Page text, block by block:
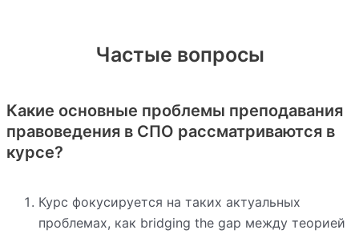
Частые вопросы
Какие основные проблемы преподавания
правоведения в СПО рассматриваются в
курсе?
Курс фокусируется на таких актуальных
проблемах, как bridging the gap между теорией